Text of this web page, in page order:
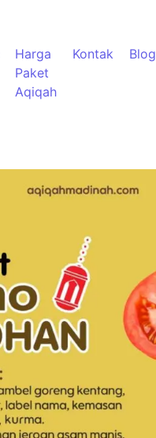
Harga
Paket
Aqiqah
Kontak Blog